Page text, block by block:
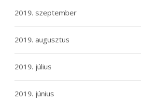
2019. szeptember
2019. augusztus
2019. július
2019. június